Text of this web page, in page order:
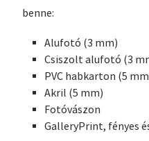
benne:
Alufotó (3 mm)
Csiszolt alufotó (3
PVC habkarton (5
Akril (5 mm)
Fotóvászon
GalleryPrint, fényes